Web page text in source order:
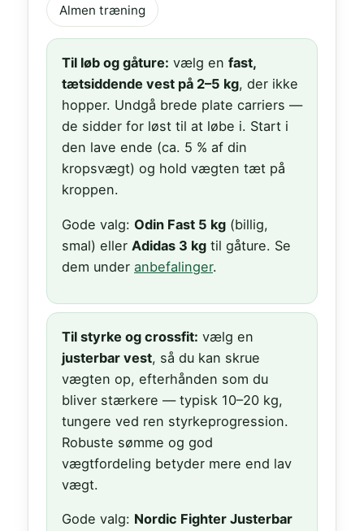
Almen træning
Til løb og gåture: vælg en fast,
tætsiddende vest på 2–5 kg, der ikke
hopper. Undgå brede plate carriers —
de sidder for løst til at løbe i. Start i
den lave ende (ca. 5 % af din
kropsvægt) og hold vægten tæt på
kroppen.
Gode valg: Odin Fast 5 kg (billig,
smal) eller Adidas 3 kg til gåture. Se
dem under anbefalinger.
Til styrke og crossfit: vælg en
justerbar vest, så du kan skrue
vægten op, efterhånden som du
bliver stærkere — typisk 10–20 kg,
tungere ved ren styrkeprogression.
Robuste sømme og god
vægtfordeling betyder mere end lav
vægt.
Gode valg: Nordic Fighter Justerbar